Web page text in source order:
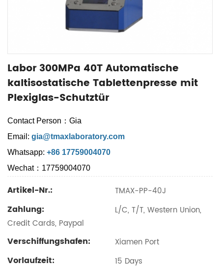
Labor 300MPa 40T Automatische
kaltisostatische Tablettenpresse mit
Plexiglas-Schutztür
Contact Person：Gia
Email: gia@tmaxlaboratory.com
Whatsapp: +86 17759004070
Wechat：17759004070
Artikel-Nr.: TMAX-PP-40J
Zahlung:
L/C, T/T, Western Union,
Credit Cards, Paypal
Verschiffungshafen: Xiamen Port
Vorlaufzeit: 15 Days